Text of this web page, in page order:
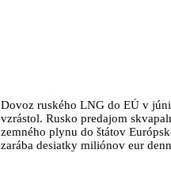
Dovoz ruského LNG do EÚ v
vzrástol. Rusko predajom
zemného plynu do štátov
zarába desiatky miliónov eur